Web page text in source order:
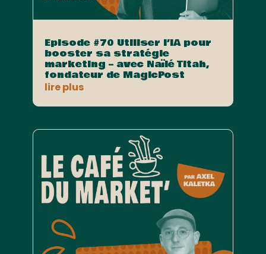
Episode #70 Utiliser l’IA pour
booster sa stratégie
marketing – avec Naïlé Titah,
fondateur de MagicPost
lire plus